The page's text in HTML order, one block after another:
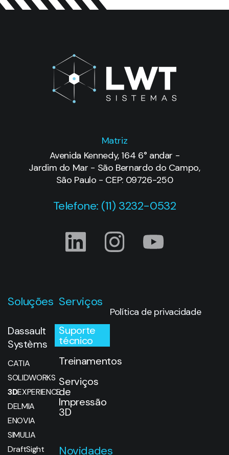
Matriz
Avenida Kennedy, 164 6° andar -
Jardim do Mar - São Bernardo do Campo,
São Paulo - CEP: 09726-250
Telefone: (11) 3232-0532
Soluções
Dassault
Systèms
CATIA
SOLIDWORKS
3DEXPERIENCE
DELMIA
ENOVIA
SIMULIA
DraftSight
Serviços
Suporte
técnico
Treinamentos
Serviços
de
Impressão
3D
Novidades
Política de privacidade